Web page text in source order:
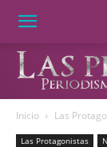
Inicio Las
Las Protagonistas